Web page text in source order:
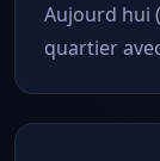
Aujourd hui
quartier